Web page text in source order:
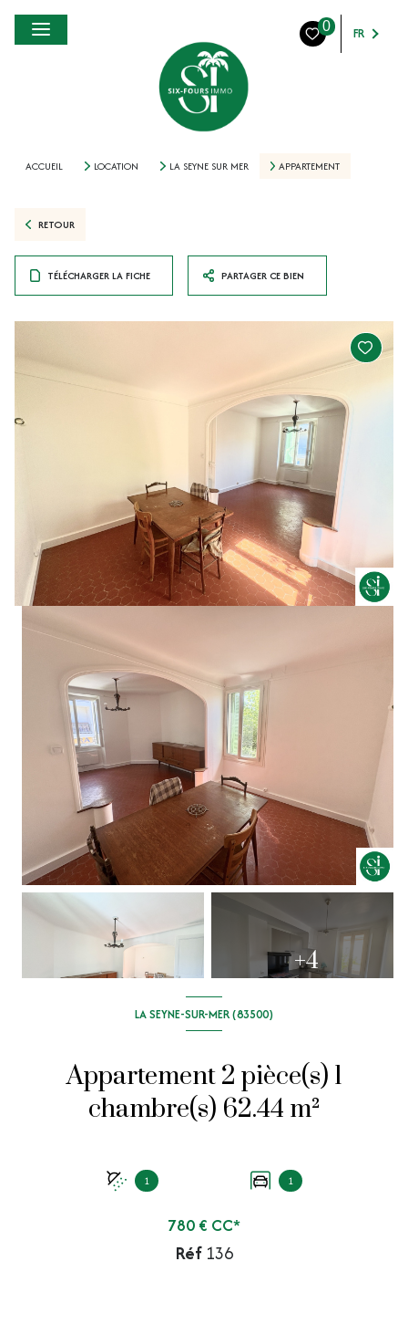
0 FR
ACCUEIL LOCATION LA SEYNE SUR MER APPARTEMENT
RETOUR
TÉLÉCHARGER LA FICHE PARTAGER CE BIEN
+4
LA SEYNE-SUR-MER (83500)
Appartement 2 pièce(s) 1
chambre(s) 62.44 m²
1 1
780 € CC*
Réf 136